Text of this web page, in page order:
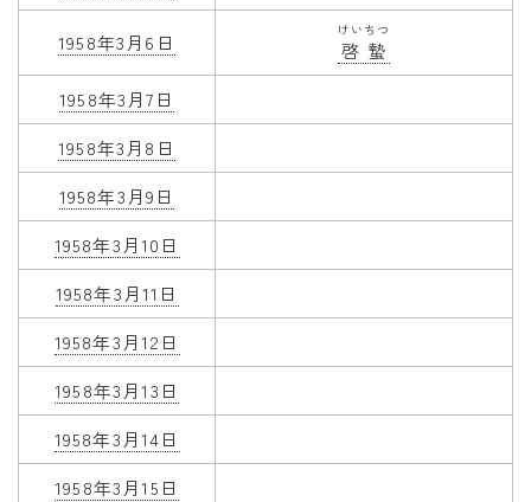
折り紙・切り紙
1958年3月6日 啓蟄
けいちつ
1958年3月7日
1958年3月8日
1958年3月9日
1958年3月10日
1958年3月11日
1958年3月12日
1958年3月13日
1958年3月14日
1958年3月15日